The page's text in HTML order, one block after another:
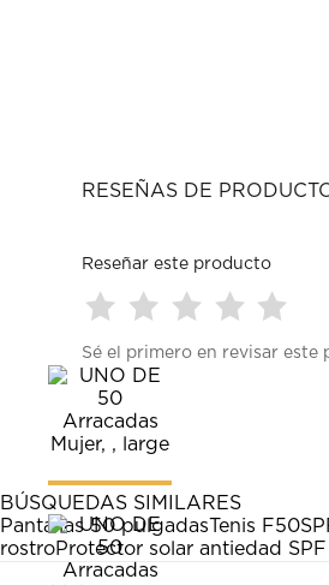
RESEÑAS DE
Reseñar este producto
para
calificar
artículo
con
estrella
Esta
acción
abrirá
para
calificar
artículo
con
estrellas.
Esta
acción
abrirá
para
con
estrellas.
Esta
acción
abrirá
para
estrellas.
Esta
acción
abrirá
para
Esta
acción
abrirá
Sé el primero en revisar este
BÚSQUEDAS SIMILARES
Pantallas 50 pulgadasTenis F50
rostroProtector solar antiedad